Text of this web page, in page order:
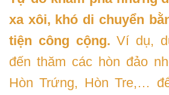
xa xôi, khó di chuyển
tiện công cộng. Ví dụ,
đến thăm các hòn đảo
Hòn Trứng, Hòn Tre,…